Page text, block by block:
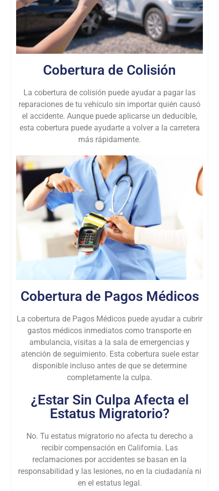
Cobertura de Colisión
La cobertura de colisión puede ayudar a pagar las
reparaciones de tu vehículo sin importar quién causó
el accidente. Aunque puede aplicarse un deducible,
esta cobertura puede ayudarte a volver a la carretera
más rápidamente.
Cobertura de Pagos Médicos
La cobertura de Pagos Médicos puede ayudar a cubrir
gastos médicos inmediatos como transporte en
ambulancia, visitas a la sala de emergencias y
atención de seguimiento. Esta cobertura suele estar
disponible incluso antes de que se determine
completamente la culpa.
¿Estar Sin Culpa Afecta el
Estatus Migratorio?
No. Tu estatus migratorio no afecta tu derecho a
recibir compensación en California. Las
reclamaciones por accidentes se basan en la
responsabilidad y las lesiones, no en la ciudadanía ni
en el estatus legal.